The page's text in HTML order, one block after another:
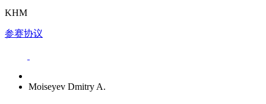
KHM
参赛协议
Moiseyev Dmitry A.